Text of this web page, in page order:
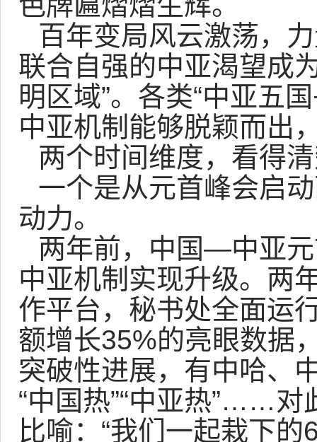
百年变局风云激荡，
联合自强的中亚渴望成
明区域”。各类“中亚五
中亚机制能够脱颖而出
两个时间维度，看得
一个是从元首峰会启
动力。
两年前，中国—中亚
中亚机制实现升级。两
作平台，秘书处全面运
额增长35%的亮眼数据
突破性进展，有中哈、
“中国热”“中亚热”……对
比喻：“我们一起栽下